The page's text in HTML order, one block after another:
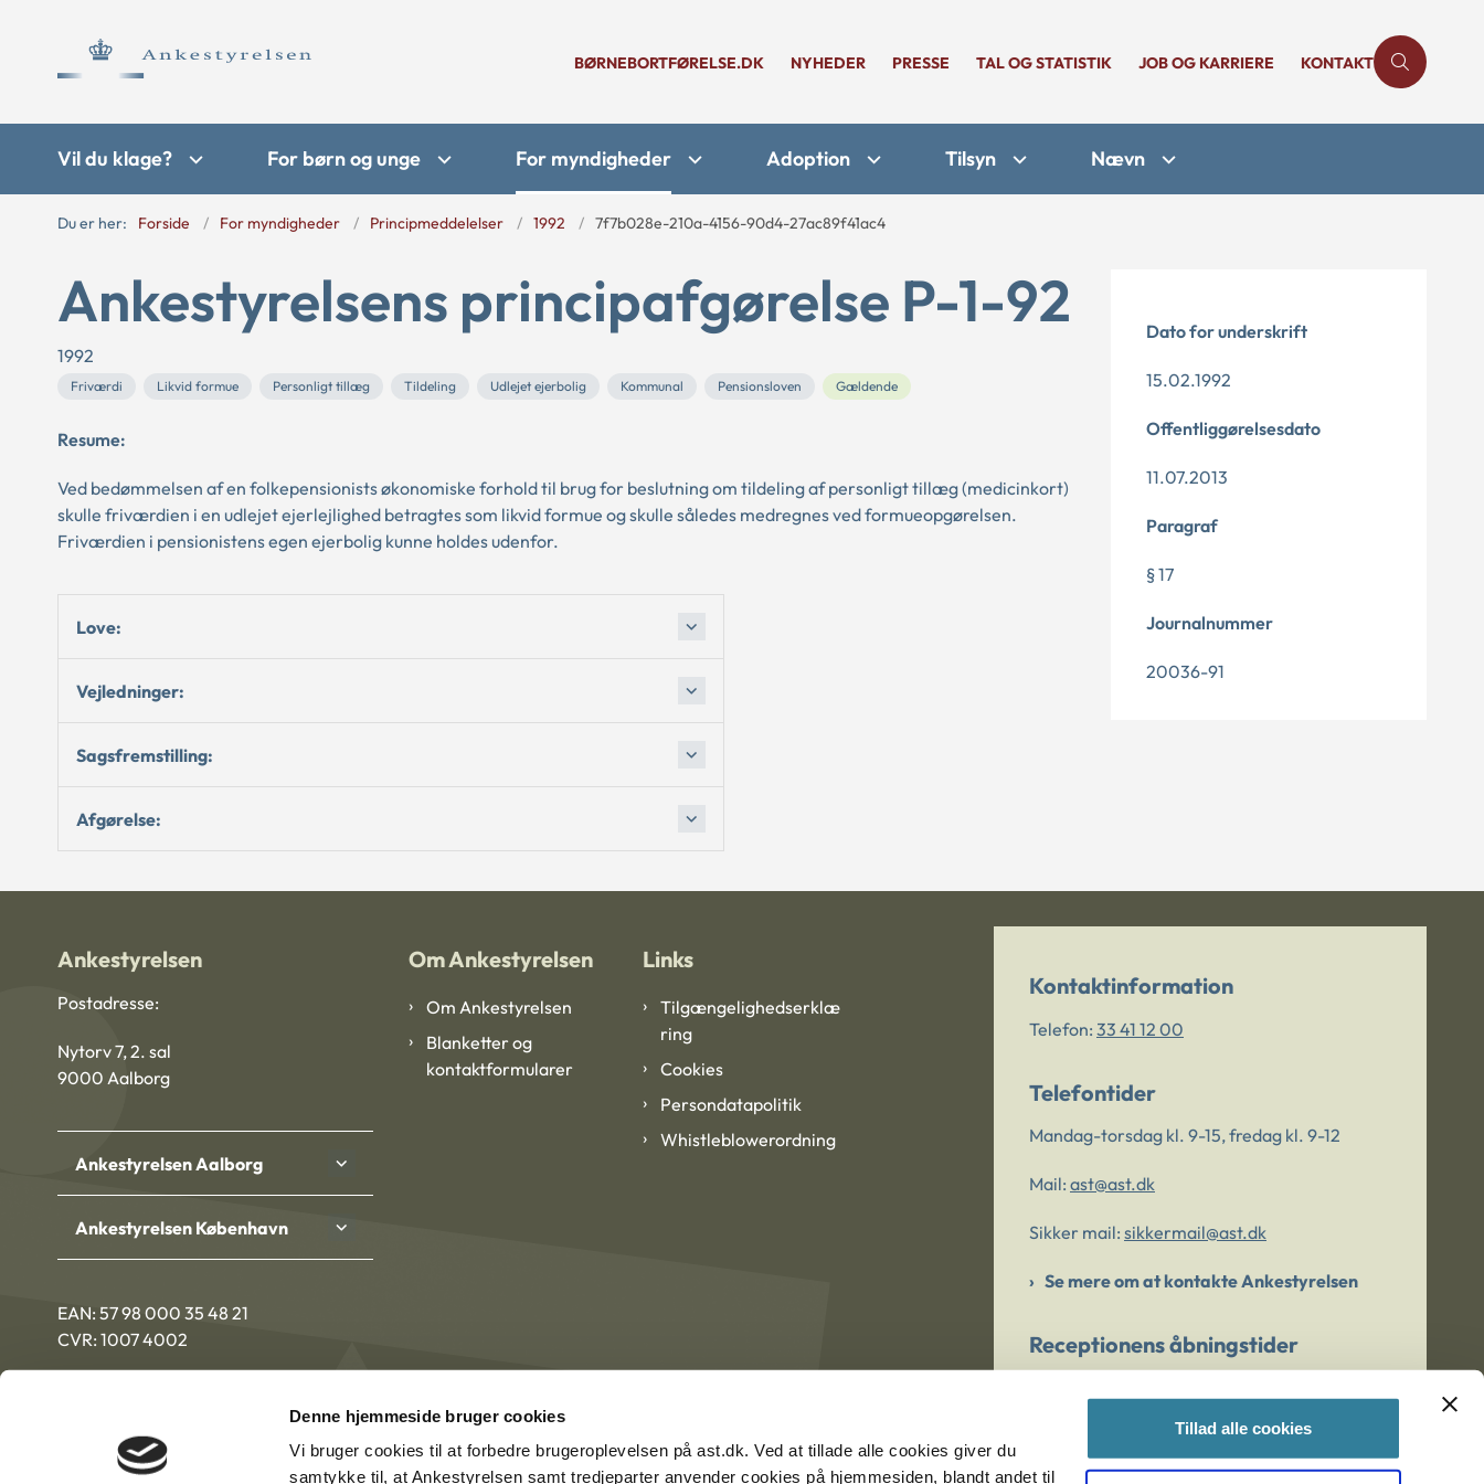
Denne hjemmeside bruger cookies
Vi bruger cookies til at forbedre brugeroplevelsen på ast.dk. Ved at tillade alle cookies giver du
samtykke til, at Ankestyrelsen samt tredjeparter anvender cookies på hjemmesiden, blandt andet til
Tillad alle cookies
BØRNEBORTFØRELSE.DK NYHEDER PRESSE TAL OG STATISTIK JOB OG KARRIERE KONTAKT
Vil du klage? For børn og unge For myndigheder Adoption Tilsyn Nævn
Du er her: Forside For myndigheder Principmeddelelser 1992 7f7b028e-210a-4156-90d4-27ac89f41ac4
Ankestyrelsens principafgørelse P-1-92
1992
Friværdi Likvid formue Personligt tillæg Tildeling Udlejet ejerbolig Kommunal Pensionsloven Gældende
Resume:
Ved bedømmelsen af en folkepensionists økonomiske forhold til brug for beslutning om tildeling af personligt tillæg (medicinkort)
skulle friværdien i en udlejet ejerlejlighed betragtes som likvid formue og skulle således medregnes ved formueopgørelsen.
Friværdien i pensionistens egen ejerbolig kunne holdes udenfor.
Love:
Vejledninger:
Sagsfremstilling:
Afgørelse:
Dato for underskrift
15.02.1992
Offentliggørelsesdato
11.07.2013
Paragraf
§ 17
Journalnummer
20036-91
Ankestyrelsen
Postadresse:
Nytorv 7, 2. sal
9000 Aalborg
Ankestyrelsen Aalborg
Ankestyrelsen København
EAN: 57 98 000 35 48 21
CVR: 1007 4002
Om Ankestyrelsen
Om Ankestyrelsen
Blanketter og
kontaktformularer
Links
Tilgængelighedserklæ
ring
Cookies
Persondatapolitik
Whistleblowerordning
Kontaktinformation
Telefon: 33 41 12 00
Telefontider
Mandag-torsdag kl. 9-15, fredag kl. 9-12
Mail: ast@ast.dk
Sikker mail: sikkermail@ast.dk
Se mere om at kontakte Ankestyrelsen
Receptionens åbningstider
Er du bekymret for et barn/en ung?